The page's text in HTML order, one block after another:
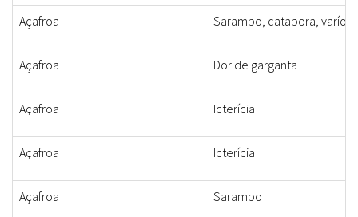
Açafroa Sarampo, catapora, varíola
Açafroa Dor de garganta
Açafroa Icterícia
Açafroa Icterícia
Açafroa Sarampo